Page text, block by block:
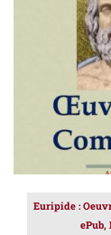
AJOUTER
Euripide :
ePub,